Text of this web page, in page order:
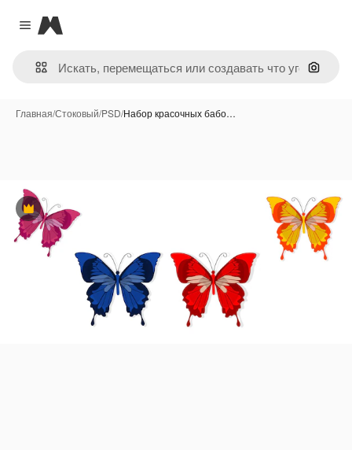
Close menu
Magnific
Поиск
Главная/Стоковый/PSD/Набор красочных бабо…
Премиум